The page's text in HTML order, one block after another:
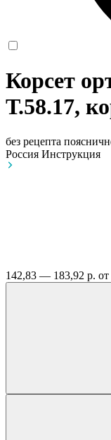
Корсет
Т.58.17,
без рецепта
Россия Инструкция
142,83 — 183,92 р.